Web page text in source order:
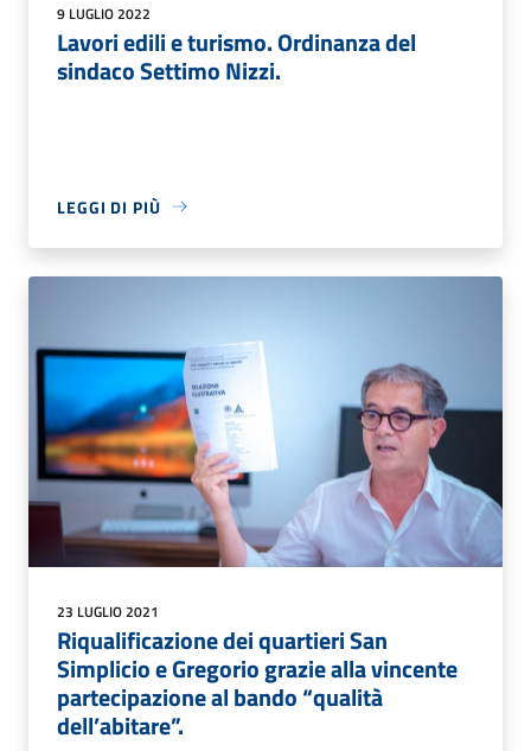
9 LUGLIO 2022
Lavori edili e turismo. Ordinanza del
sindaco Settimo Nizzi.
LEGGI DI PIÙ
23 LUGLIO 2021
Riqualificazione dei quartieri San
Simplicio e Gregorio grazie alla vincente
partecipazione al bando “qualità
dell’abitare”.